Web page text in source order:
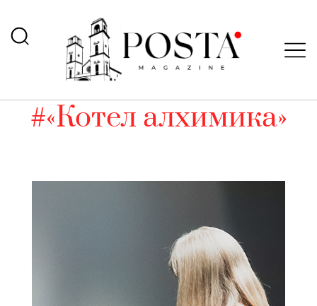
#«Котел алхимика»